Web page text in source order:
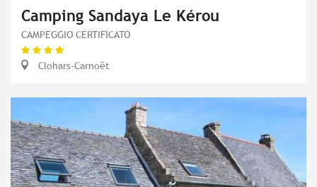
Camping Sandaya Le Kérou
CAMPEGGIO CERTIFICATO
Clohars-Carnoët